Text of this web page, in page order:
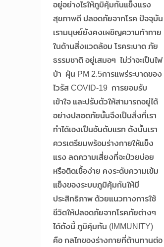
อยู่อย่างไรให้ภูมิคุ้มกันแข็งแรง
สุขภาพดี ปลอดภัยจากโรค ปัจจุบัน
เรามนุษย์ยังคงเผชิญความท้าทาย
ในด้านสิ่งแวดล้อม โรคระบาด ภัย
ธรรมชาติ อยู่เสมอๆ ไม่ว่าจะเป็นไฟ
ป่า ฝุ่น PM 2.5การแพร่ระบาดของ
ไวรัส COVID-19 การยอมรับ
เข้าใจ และปรับตัวให้สามารถอยู่ได้
อย่างปลอดภัยนั้นจึงเป็นสิ่งที่เรา
ทำได้เองเป็นอันดับแรก ดังนั้นเรา
ควรเตรียมพร้อมร่างกายให้แข็ง
แรง ลดความเสี่ยงที่จะป่วยบ่อย
หรือติดเชื้อง่าย คงระดับความเข้ม
แข็งของระบบภูมิคุ้มกันให้มี
ประสิทธิภาพ ด้วยแนวทางการใช้
ชีวิตให้ปลอดภัยจากโรคภัยต่างๆ
ได้ดังนี้ ภูมิคุ้มกัน (IMMUNITY)
คือ กลไกของร่างกายที่ต้านทานต่อ